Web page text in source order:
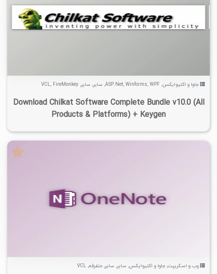
۶/۷۶K ۳۶/۶K ۱۴۰۳/۰۷/۲۵ ۸
جاوا و اکتیوایکس,
ASP.Net, Winforms, WPF
, سایر, سایر,
VCL, FireMonkey
Download Chilkat Software Complete Bundle v10.0 (All
Products & Platforms) + Keygen
۶/۴K ۱
وب و اسکریپت, جاوا و اکتیوایکس, سایر, سایر, متفرقه,
VCL